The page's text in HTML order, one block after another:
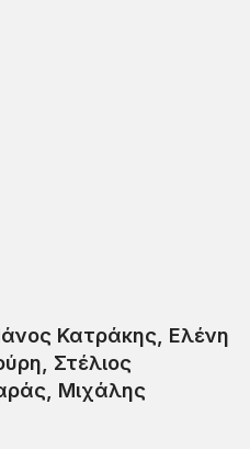
Κατράκης, Ελένη
Στέλιος
Μιχάλης